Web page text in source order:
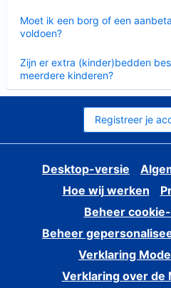
Moet ik een borg of een
voldoen?
Zijn er extra (kinder)bedden
meerdere kinderen?
Registreer je
Desktop-versie
Hoe wij werken
Beheer
Beheer
Verklaring
Verklaring over de